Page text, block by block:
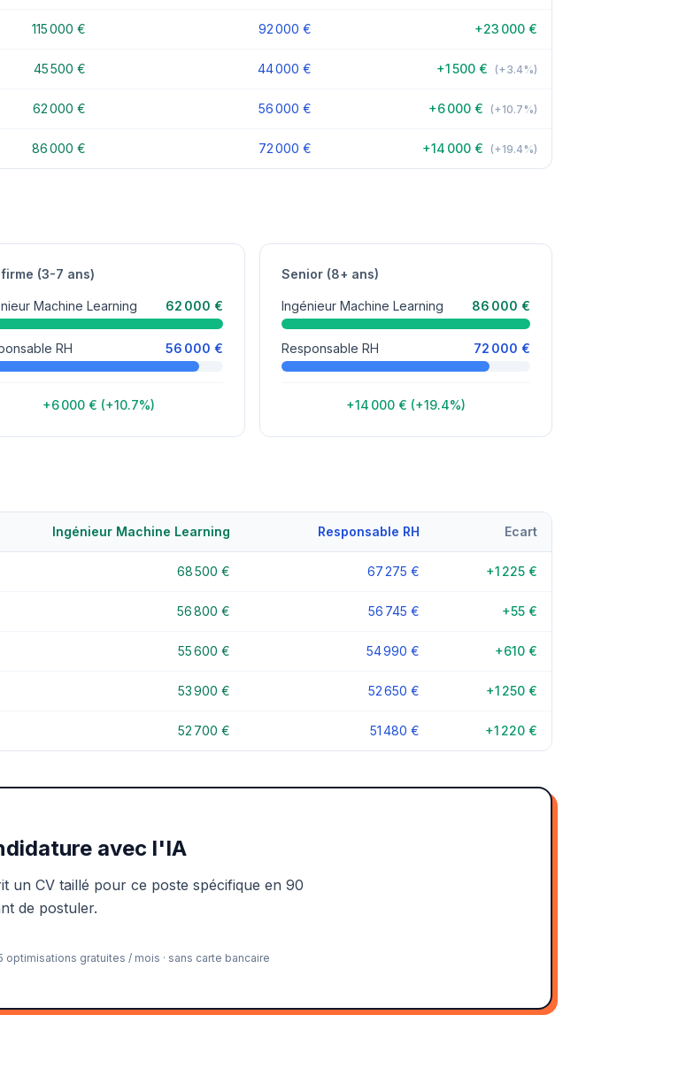
115 000 € 92 000 € +23 000 €
45 500 € 44 000 € +1 500 € (+3.4%)
62 000 € 56 000 € +6 000 € (+10.7%)
86 000 € 72 000 € +14 000 € (+19.4%)
(3-7 ans)
Machine Learning 62 000 €
RH 56 000 €
+6 000 € (+10.7%)
Senior (8+ ans)
Ingénieur Machine Learning 86 000 €
Responsable RH 72 000 €
+14 000 € (+19.4%)
Ingénieur Machine Learning Responsable RH Ecart
68 500 € 67 275 € +1 225 €
56 800 € 56 745 € +55 €
55 600 € 54 990 € +610 €
53 900 € 52 650 € +1 250 €
52 700 € 51 480 € +1 220 €
avec l'IA
un CV taillé pour ce poste spécifique en 90
de postuler.
optimisations gratuites / mois · sans carte bancaire